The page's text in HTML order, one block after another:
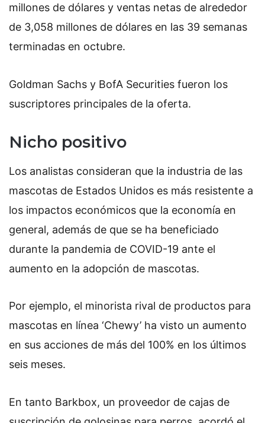
millones de dólares y ventas netas de alrededor
de 3,058 millones de dólares en las 39 semanas
terminadas en octubre.
Goldman Sachs y BofA Securities fueron los
suscriptores principales de la oferta.
Nicho positivo
Los analistas consideran que la industria de las
mascotas de Estados Unidos es más resistente a
los impactos económicos que la economía en
general, además de que se ha beneficiado
durante la pandemia de COVID-19 ante el
aumento en la adopción de mascotas.
Por ejemplo, el minorista rival de productos para
mascotas en línea ‘Chewy’ ha visto un aumento
en sus acciones de más del 100% en los últimos
seis meses.
En tanto Barkbox, un proveedor de cajas de